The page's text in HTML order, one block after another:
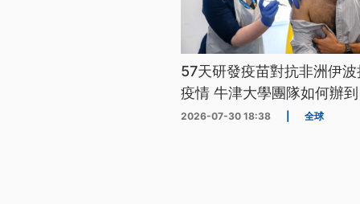
57天研發疫苗對抗非洲伊
疫情 牛津大學團隊如何辦
2026-07-30 18:38 全球